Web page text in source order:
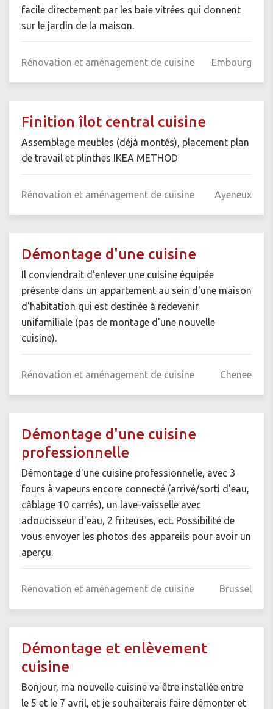
facile directement par les baie vitrées qui donnent
sur le jardin de la maison.
Rénovation et aménagement de cuisine Embourg
Finition îlot central cuisine
Assemblage meubles (déjà montés), placement plan
de travail et plinthes IKEA METHOD
Rénovation et aménagement de cuisine Ayeneux
Démontage d'une cuisine
Il conviendrait d'enlever une cuisine équipée
présente dans un appartement au sein d'une maison
d'habitation qui est destinée à redevenir
unifamiliale (pas de montage d'une nouvelle
cuisine).
Rénovation et aménagement de cuisine Chenee
Démontage d'une cuisine
professionnelle
Démontage d'une cuisine professionnelle, avec 3
fours à vapeurs encore connecté (arrivé/sorti d'eau,
câblage 10 carrés), un lave-vaisselle avec
adoucisseur d'eau, 2 friteuses, ect. Possibilité de
vous envoyer les photos des appareils pour avoir un
aperçu.
Rénovation et aménagement de cuisine Brussel
Démontage et enlèvement
cuisine
Bonjour, ma nouvelle cuisine va être installée entre
le 5 et le 7 avril, et je souhaiterais faire démonter et